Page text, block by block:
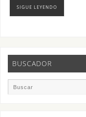
SIGUE LEYENDO
BUSCADOR